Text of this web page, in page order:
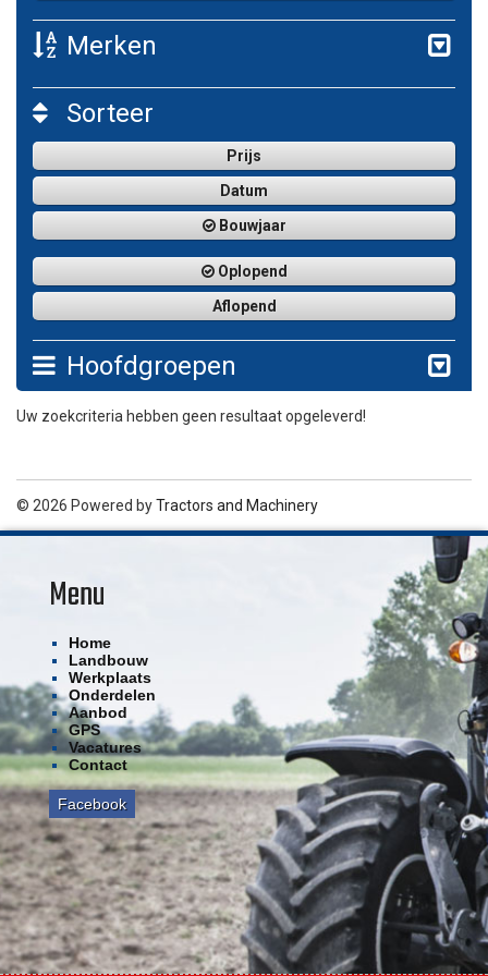
Merken
Sorteer
Prijs
Datum
Bouwjaar
Oplopend
Aflopend
Hoofdgroepen
Uw zoekcriteria hebben geen resultaat opgeleverd!
© 2026 Powered byTractors and Machinery
Menu
Home
Landbouw
Werkplaats
Onderdelen
Aanbod
GPS
Vacatures
Contact
Facebook